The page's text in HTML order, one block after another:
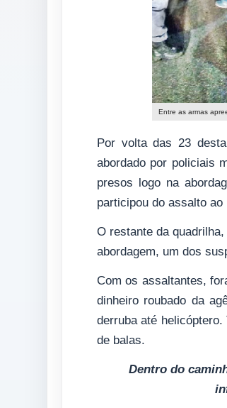
Entre as armas
Por volta das 23
abordado por policiais
presos logo na
participou do assalto
O restante da
abordagem, um dos
Com os assaltantes,
dinheiro roubado da
derruba até
de balas.
Dentro do